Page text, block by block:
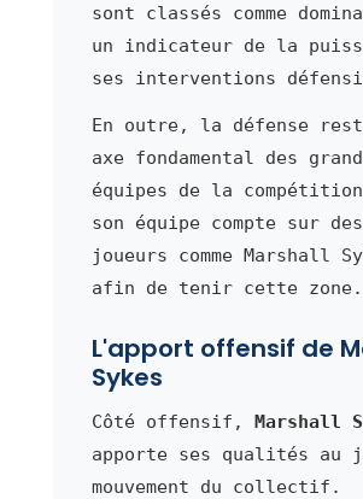
sont classés comme
un indicateur de la
ses interventions
En outre, la défense
axe fondamental des
équipes de la
son équipe compte sur des
joueurs comme Marshall
afin de tenir cette zone.
L'apport offensif de
Sykes
Côté offensif, Marshall
apporte ses qualités au
mouvement du collectif.